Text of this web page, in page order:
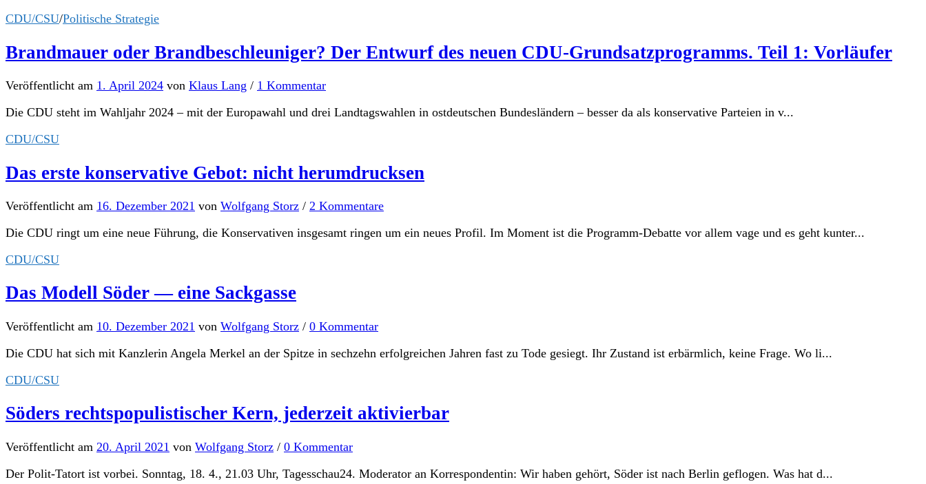
CDU/CSU/Politische Strategie
Brandmauer oder Brandbeschleuniger? Der Entwurf des neuen CDU-Grundsatzprogramms. Teil 1: Vorläufer
Veröffentlicht am 1. April 2024 von Klaus Lang / 1 Kommentar
Die CDU steht im Wahljahr 2024 – mit der Europawahl und drei Landtagswahlen in ostdeutschen Bundesländern – besser da als konservative Parteien in v...
CDU/CSU
Das erste konservative Gebot: nicht herumdrucksen
Veröffentlicht am 16. Dezember 2021 von Wolfgang Storz / 2 Kommentare
Die CDU ringt um eine neue Führung, die Konservativen insgesamt ringen um ein neues Profil. Im Moment ist die Programm-Debatte vor allem vage und es geht kunter...
CDU/CSU
Das Modell Söder — eine Sackgasse
Veröffentlicht am 10. Dezember 2021 von Wolfgang Storz / 0 Kommentar
Die CDU hat sich mit Kanzlerin Angela Merkel an der Spitze in sechzehn erfolgreichen Jahren fast zu Tode gesiegt. Ihr Zustand ist erbärmlich, keine Frage. Wo li...
CDU/CSU
Söders rechtspopulistischer Kern, jederzeit aktivierbar
Veröffentlicht am 20. April 2021 von Wolfgang Storz / 0 Kommentar
Der Polit-Tatort ist vorbei. Sonntag, 18. 4., 21.03 Uhr, Tagesschau24. Moderator an Korrespondentin: Wir haben gehört, Söder ist nach Berlin geflogen. Was hat d...